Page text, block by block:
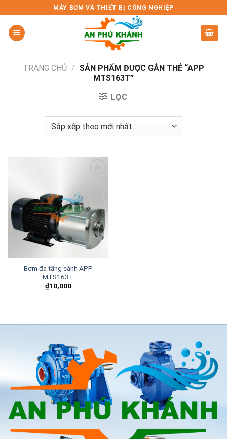
to
content
MÁY BƠM VÀ THIẾT BỊ CÔNG NGHIỆP
TRANG CHỦ / SẢN PHẨM ĐƯỢC GẮN THẺ “APP
MTS163T”
LỌC
wishlist
Bơm đa tầng cánh APP
MTS163T
₫10,000